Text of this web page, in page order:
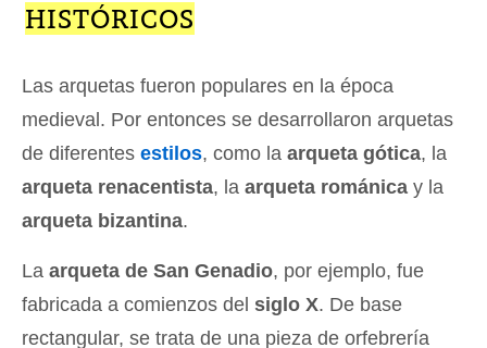
HISTÓRICOS
Las arquetas fueron populares en la época
medieval. Por entonces se desarrollaron arquetas
de diferentes estilos, como la arqueta gótica, la
arqueta renacentista, la arqueta románica y la
arqueta bizantina.
La arqueta de San Genadio, por ejemplo, fue
fabricada a comienzos del siglo X. De base
rectangular, se trata de una pieza de orfebrería